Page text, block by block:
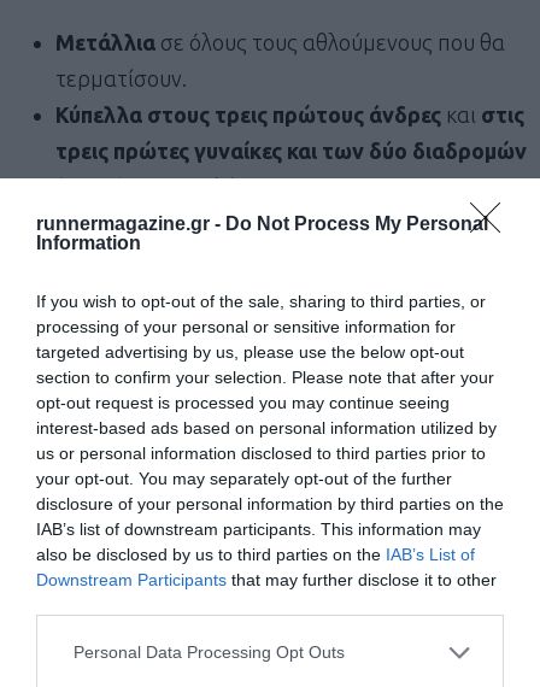
runnermagazine.gr - Do Not Process My Personal
Information
If you wish to opt-out of the sale, sharing to third parties, or
processing of your personal or sensitive information for
targeted advertising by us, please use the below opt-out
section to confirm your selection. Please note that after your
opt-out request is processed you may continue seeing
interest-based ads based on personal information utilized by
us or personal information disclosed to third parties prior to
your opt-out. You may separately opt-out of the further
disclosure of your personal information by third parties on the
IAB’s list of downstream participants. This information may
also be disclosed by us to third parties on the IAB’s List of
Downstream Participants that may further disclose it to other
Personal Data Processing Opt Outs
Μετάλλια σε όλους τους αθλούμενους που θα
τερματίσουν.
Κύπελλα στους τρεις πρώτους άνδρες και στις
τρεις πρώτες γυναίκες και των δύο διαδρομών
(γενική κατηγορία).
Ειδικά μετάλλια στους τρεις πρώτους κάθε
τρεις πρώτοι και οι τρεις πρώτες της γενικής
κατηγορίας, ΔΕΝθα βραβευτούν στις ηλικιακές
τους κατηγορίες.
Για να συσταθεί κατηγορία,
πρέπει να υπάρχουν τουλάχιστον 3 δρομείς σε
αυτή
Κύπελλαστονμεγαλύτεροή στημεγαλύτερη
ηλικιακά αθλούμενοκαι των 2 διαδρομών
Μετάλλιαθα δοθούν σε όλους τους
συμμετέχοντες.
11. Αντίτιμο Συμμετοχής